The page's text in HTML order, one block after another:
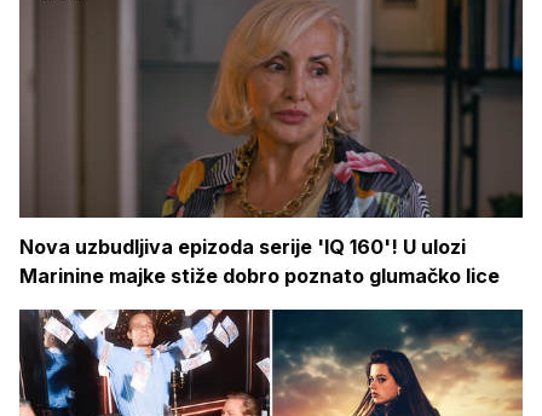
Nova uzbudljiva epizoda serije 'IQ 160'! U ulozi
Marinine majke stiže dobro poznato glumačko lice